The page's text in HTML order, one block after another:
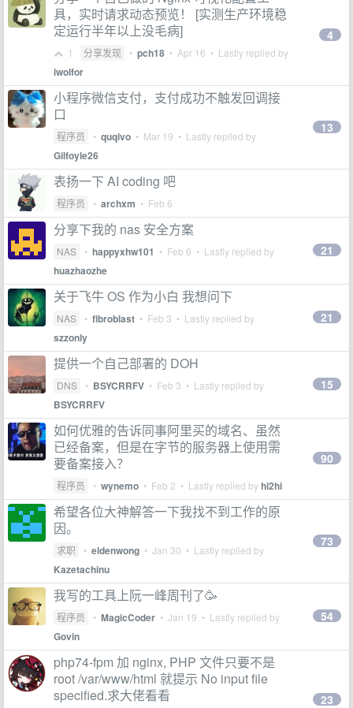
具，实时请求动态预览！ [实测生产环境稳
定运行半年以上没毛病]
1 分享发现 • pch18 • Apr 16 • Lastly replied by
iwolfor
4
小程序微信支付，支付成功不触发回调接
口
程序员 • quqivo • Mar 19 • Lastly replied by
Gilfoyle26
13
表扬一下 AI coding 吧
程序员 • archxm • Feb 6
分享下我的 nas 安全方案
NAS • happyxhw101 • Feb 6 • Lastly replied by
huazhaozhe
21
关于飞牛 OS 作为小白 我想问下
NAS • fibroblast • Feb 3 • Lastly replied by
szzonly
21
提供一个自己部署的 DOH
DNS • BSYCRRFV • Feb 3 • Lastly replied by
BSYCRRFV
15
如何优雅的告诉同事阿里买的域名、虽然
已经备案，但是在字节的服务器上使用需
要备案接入？
程序员 • wynemo • Feb 2 • Lastly replied byhi2hi
90
希望各位大神解答一下我找不到工作的原
因。
求职 • eldenwong • Jan 30 • Lastly replied by
Kazetachinu
73
我写的工具上阮一峰周刊了🥳
程序员 • MagicCoder • Jan 19 • Lastly replied by
Govin
54
php74-fpm 加 nginx, PHP 文件只要不是
root /var/www/html 就提示 No input file
specified.求大佬看看
23